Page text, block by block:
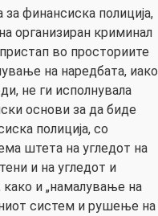
финансиска полиција,
организиран криминал
во просториите
на наредбата, иако
не ги исполнувала
основи за да биде
полиција, со
штета на угледот на
и на угледот и
како и „намалување на
систем и рушење на